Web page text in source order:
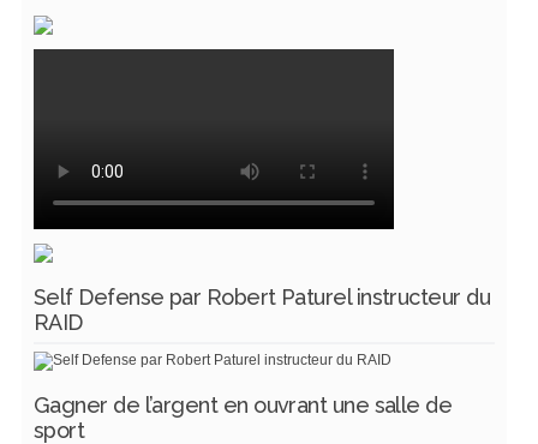
Self Defense par Robert Paturel instructeur du
RAID
Gagner de l’argent en ouvrant une salle de
sport